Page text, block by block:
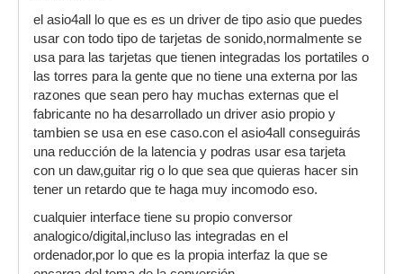
el asio4all lo que es es un driver de tipo asio que puedes
usar con todo tipo de tarjetas de sonido,normalmente se
usa para las tarjetas que tienen integradas los portatiles o
las torres para la gente que no tiene una externa por las
razones que sean pero hay muchas externas que el
fabricante no ha desarrollado un driver asio propio y
tambien se usa en ese caso.con el asio4all conseguirás
una reducción de la latencia y podras usar esa tarjeta
con un daw,guitar rig o lo que sea que quieras hacer sin
tener un retardo que te haga muy incomodo eso.
cualquier interface tiene su propio conversor
analogico/digital,incluso las integradas en el
ordenador,por lo que es la propia interfaz la que se